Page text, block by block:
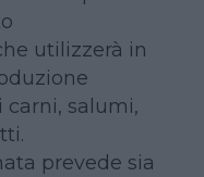
utilizzerà in
salumi,
prevede sia